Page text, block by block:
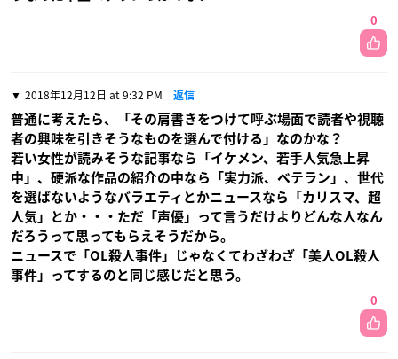
0
2018年12月12日 at 9:32 PM 返信
普通に考えたら、「その肩書きをつけて呼ぶ場面で読者や視聴
者の興味を引きそうなものを選んで付ける」なのかな？
若い女性が読みそうな記事なら「イケメン、若手人気急上昇
中」、硬派な作品の紹介の中なら「実力派、ベテラン」、世代
を選ばないようなバラエティとかニュースなら「カリスマ、超
人気」とか・・・ただ「声優」って言うだけよりどんな人なん
だろうって思ってもらえそうだから。
ニュースで「OL殺人事件」じゃなくてわざわざ「美人OL殺人
事件」ってするのと同じ感じだと思う。
0